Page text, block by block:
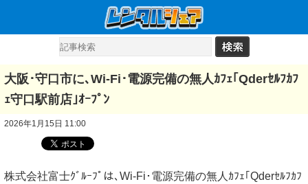
大阪･守口市に､Wi-Fi･電源完備の無人ｶﾌｪ｢Qderｾﾙﾌｶﾌ
ｪ守口駅前店｣ｵｰﾌﾟﾝ
2026年1月15日 11:00
株式会社富士ｸﾞﾙｰﾌﾟは､Wi-Fi･電源完備の無人ｶﾌｪ｢Qderｾﾙﾌｶﾌ